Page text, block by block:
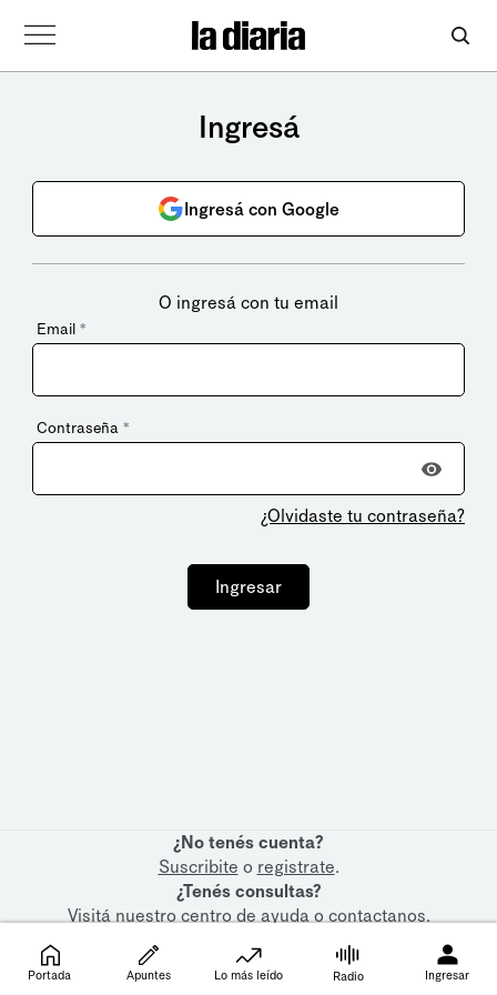
Ingresá
Ingresá con Google
O ingresá con tu email
Email *
Contraseña *
¿Olvidaste tu contraseña?
Ingresar
¿No tenés cuenta?
Suscribite o registrate.
¿Tenés consultas?
Visitá nuestrocentro de ayudaocontactanos.
Portada Apuntes Lo más leído Radio Ingresar